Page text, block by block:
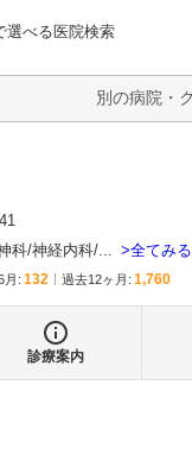
選べる医院検索
び
科 神経内科 ... 全てみる
月 : 132 過去12ヶ月: 1,760
診療案内